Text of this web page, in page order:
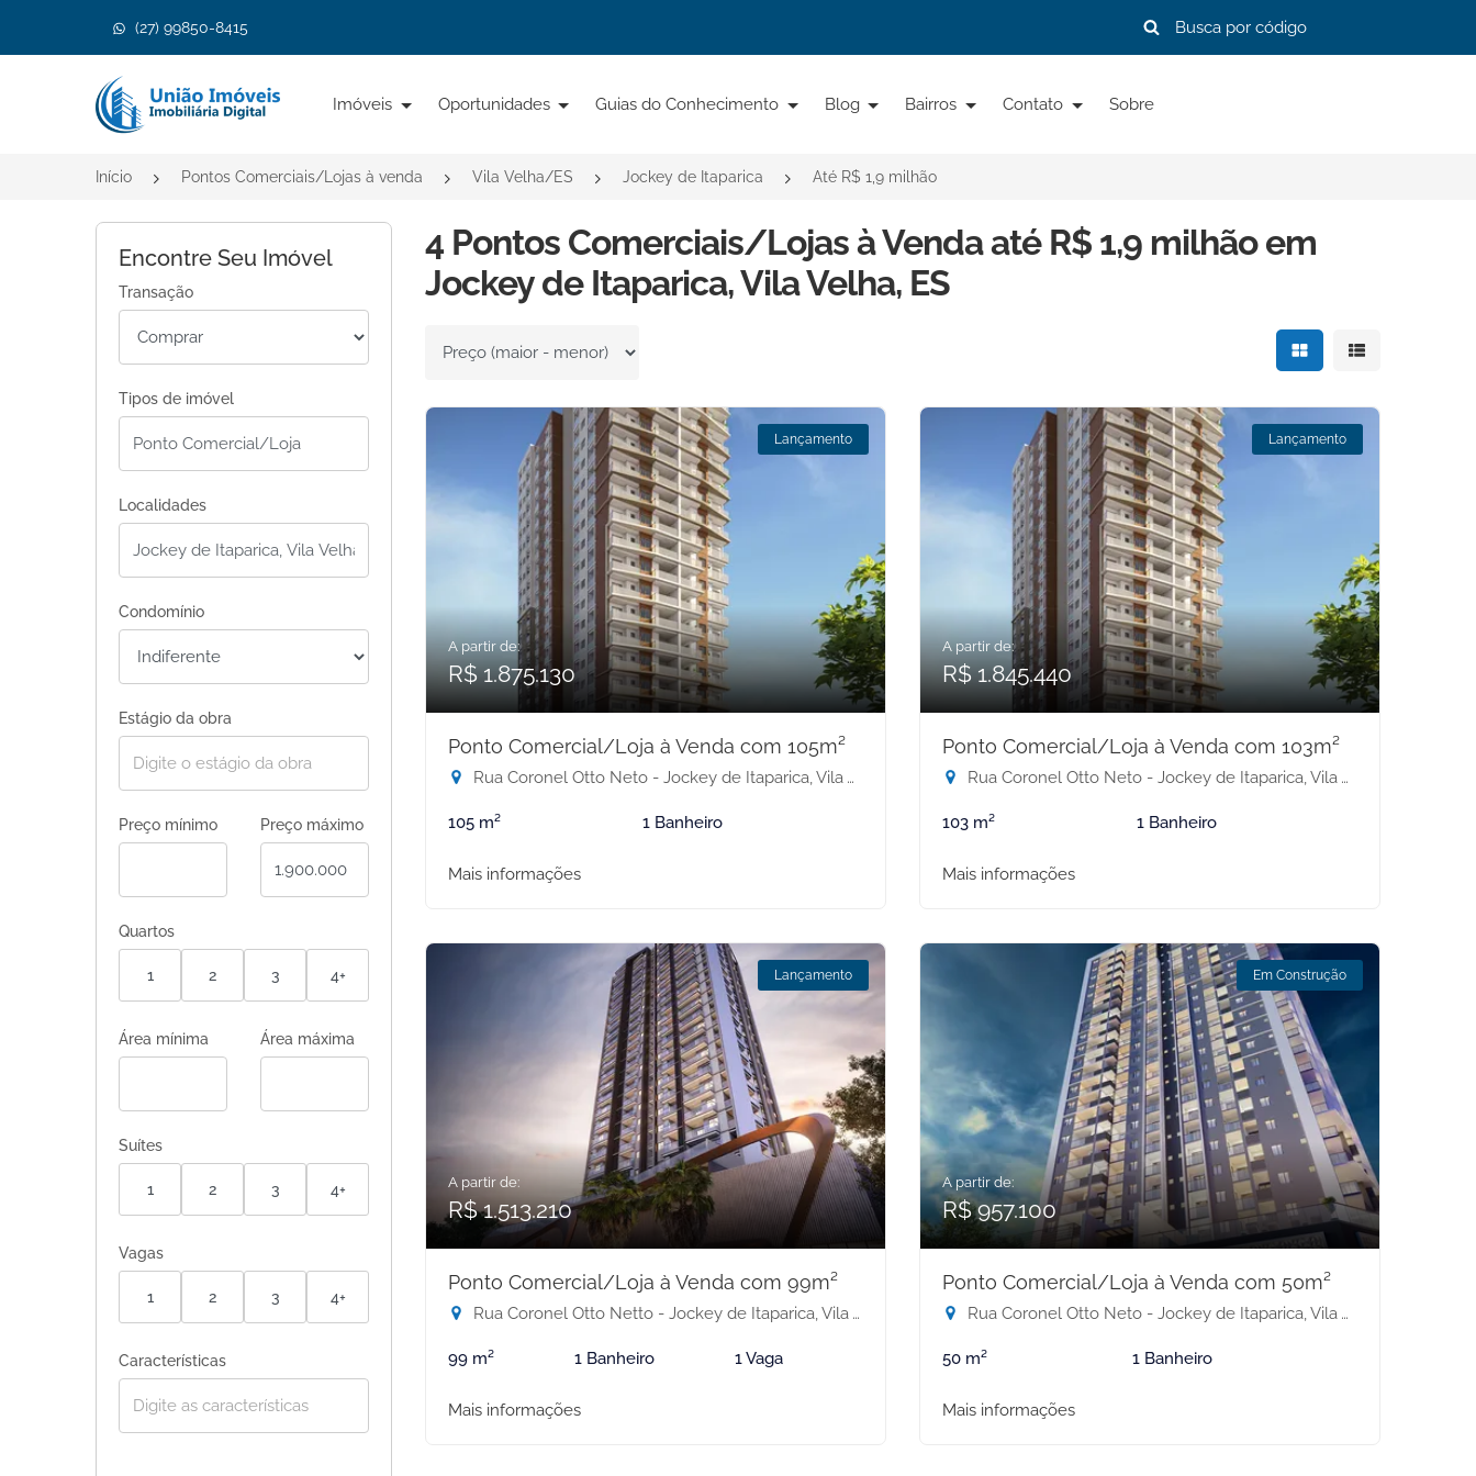
(27) 99850-8415
Página inicial
Imóveis Oportunidades Guias do Conhecimento Blog Bairros Contato Sobre
Início Pontos Comerciais/Lojas à venda Vila Velha/ES Jockey de Itaparica Até R$ 1,9 milhão
Encontre Seu Imóvel
Transação
Tipos de imóvel
Localidades
Condomínio
Estágio da obra
Preço mínimo Preço máximo
Quartos
1 2 3 4+
Área mínima Área máxima
Suítes
1 2 3 4+
Vagas
1 2 3 4+
Características
4 Pontos Comerciais/Lojas à Venda até R$ 1,9 milhão em
Jockey de Itaparica, Vila Velha, ES
Ordenar por Mostrar resultados
Mostrar
Lançamento
A partir de:
R$ 1.875.130
Ponto Comercial/Loja à Venda com 105m²
Rua Coronel Otto Neto - Jockey de Itaparica, Vila Velha-ES
105 m² 1 Banheiro
Mais informações
Lançamento
A partir de:
R$ 1.845.440
Ponto Comercial/Loja à Venda com 103m²
Rua Coronel Otto Neto - Jockey de Itaparica, Vila Velha-ES
103 m² 1 Banheiro
Mais informações
Lançamento
A partir de:
R$ 1.513.210
Ponto Comercial/Loja à Venda com 99m²
Rua Coronel Otto Netto - Jockey de Itaparica, Vila Velha-ES
99 m² 1 Banheiro 1 Vaga
Mais informações
Em Construção
A partir de:
R$ 957.100
Ponto Comercial/Loja à Venda com 50m²
Rua Coronel Otto Neto - Jockey de Itaparica, Vila Velha-ES
50 m² 1 Banheiro
Mais informações